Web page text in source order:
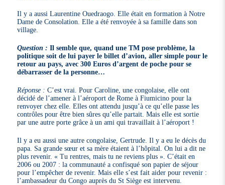
Il y a aussi Laurentine Ouedraogo. Elle était en formation à Notre
Dame de Consolation. Elle a été renvoyée à sa famille dans son
village.
Question : Il semble que, quand une TM pose problème, la
politique soit de lui payer le billet d’avion, aller simple pour le
retour au pays, avec 300 Euros d’argent de poche pour se
débarrasser de la personne…
Réponse : C’est vrai. Pour Caroline, une congolaise, elle ont
décidé de l’amener à l’aéroport de Rome à Fiumicino pour la
renvoyer chez elle. Elles ont attendu jusqu’à ce qu’elle passe les
contrôles pour être bien sûres qu’elle partait. Mais elle est sortie
par une autre porte grâce à un ami qui travaillait à l’aéroport !
Il y a eu aussi une autre congolaise, Gertrude. Il y a eu le décès du
papa. Sa grande sœur et sa mère étaient à l’hôpital. On lui a dit ne
plus revenir. « Tu rentres, mais tu ne reviens plus ». C’était en
2006 ou 2007 : la communauté a confisqué son papier de séjour
pour l’empêcher de revenir. Mais elle s’est fait aider pour revenir :
l’ambassadeur du Congo auprès du St Siège est intervenu.